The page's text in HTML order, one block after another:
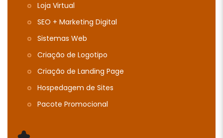
Loja Virtual
SEO + Marketing Digital
Sistemas Web
Criação de Logotipo
Criação de Landing Page
Hospedagem de Sites
Pacote Promocional